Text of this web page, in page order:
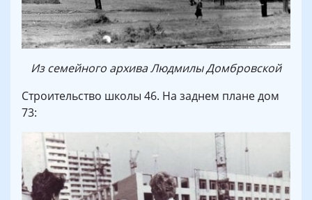
Из семейного архива Людмилы Домбровской
Строительство школы 46. На заднем плане дом
73: